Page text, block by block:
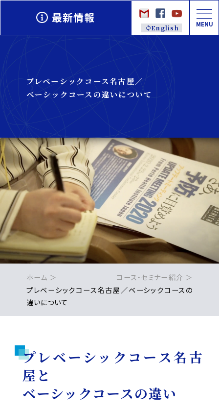
MENU
English
最新情報
プレベーシックコース名古屋／
ベーシックコースの違いについて
ホーム
コース・セミナー紹介
プレベーシックコース名古屋／ベーシックコースの
違いについて
プレベーシックコース名古
屋と
ベーシックコースの違い